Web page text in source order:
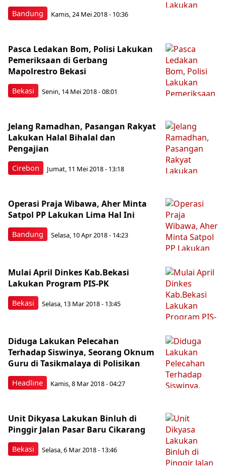
Bandung Kamis, 24 Mei 2018 - 10:36
Bekasi
Pasca Ledakan Bom, Polisi Lakukan
Pemeriksaan di Gerbang
Mapolrestro Bekasi
Senin, 14 Mei 2018 - 08:01
Cirebon
Jelang Ramadhan, Pasangan Rakyat
Lakukan Halal Bihalal dan
Pengajian
Jumat, 11 Mei 2018 - 13:18
Bandung
Operasi Praja Wibawa, Aher Minta
Satpol PP Lakukan Lima Hal Ini
Selasa, 10 Apr 2018 - 14:23
Bekasi
Mulai April Dinkes Kab.Bekasi
Lakukan Program PIS-PK
Selasa, 13 Mar 2018 - 13:45
Headline
Diduga Lakukan Pelecahan
Terhadap Siswinya, Seorang Oknum
Guru di Tasikmalaya di Polisikan
Kamis, 8 Mar 2018 - 04:27
Bekasi
Unit Dikyasa Lakukan Binluh di
Pinggir Jalan Pasar Baru Cikarang
Selasa, 6 Mar 2018 - 13:46